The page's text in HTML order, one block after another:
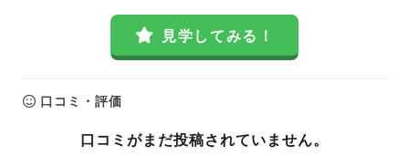
見学してみる！
口コミ・評価
口コミがまだ投稿されていません。